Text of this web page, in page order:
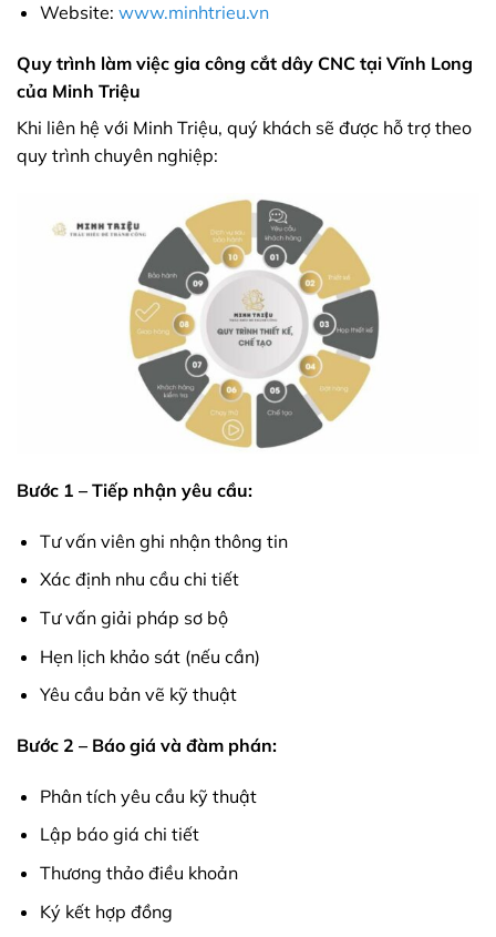
Website: www.minhtrieu.vn
Quy trình làm việc gia công cắt dây CNC tại Vĩnh Long
của Minh Triệu
Khi liên hệ với Minh Triệu, quý khách sẽ được hỗ trợ theo
quy trình chuyên nghiệp:
Bước 1 – Tiếp nhận yêu cầu:
Tư vấn viên ghi nhận thông tin
Xác định nhu cầu chi tiết
Tư vấn giải pháp sơ bộ
Hẹn lịch khảo sát (nếu cần)
Yêu cầu bản vẽ kỹ thuật
Bước 2 – Báo giá và đàm phán:
Phân tích yêu cầu kỹ thuật
Lập báo giá chi tiết
Thương thảo điều khoản
Ký kết hợp đồng